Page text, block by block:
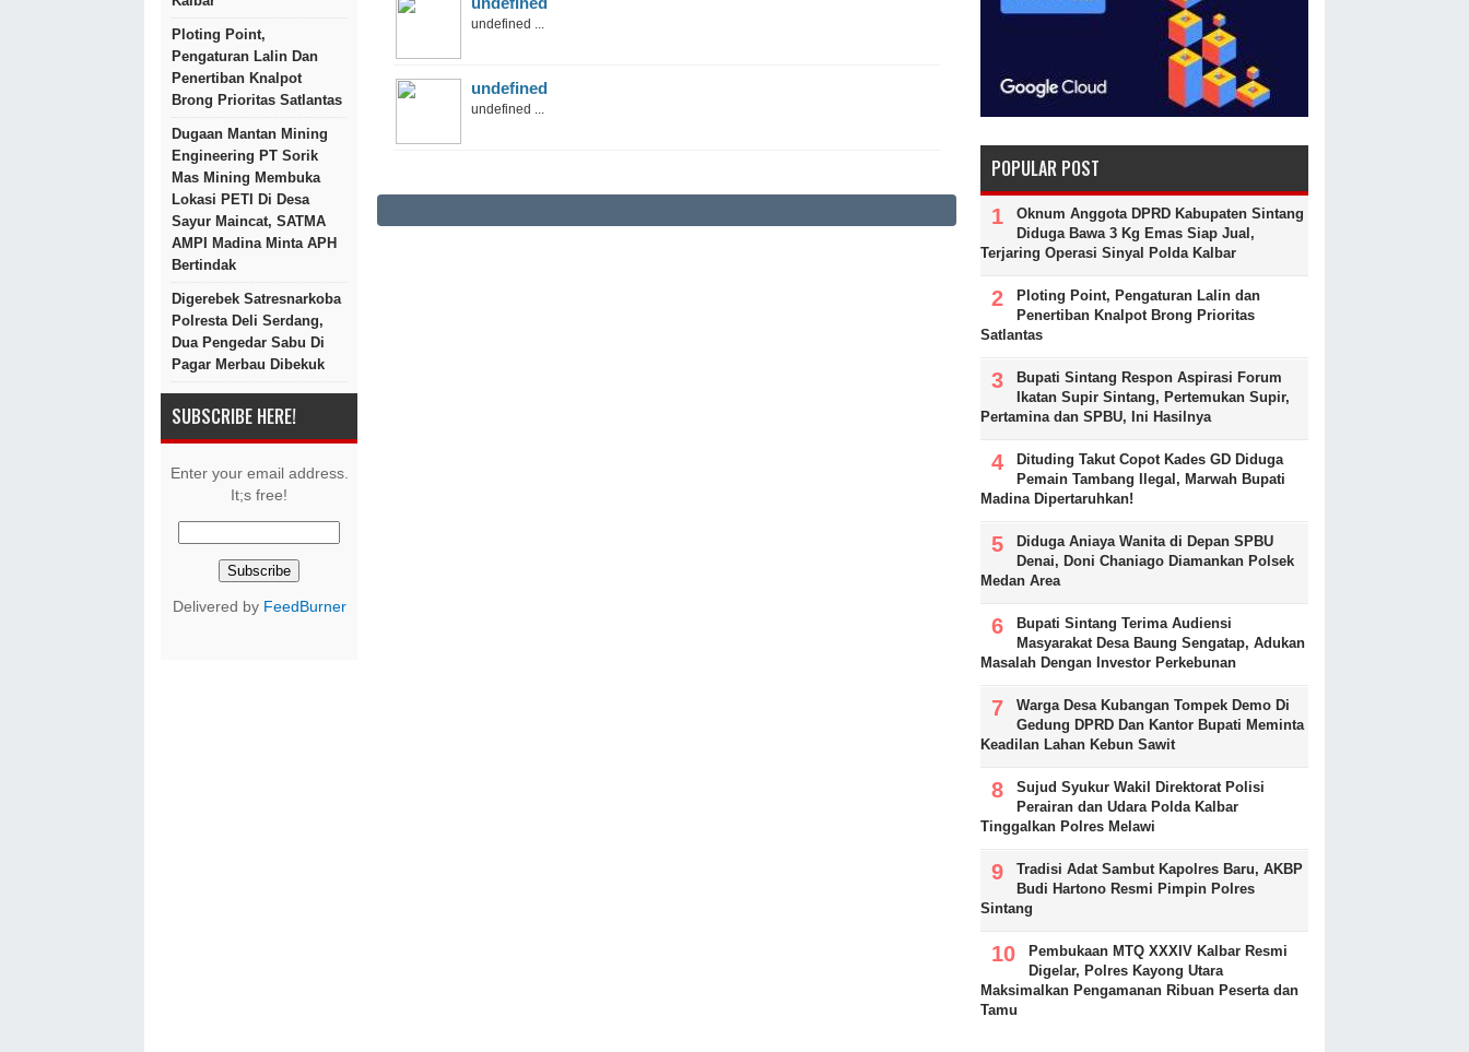
Ploting Point,
Pengaturan Lalin Dan
Penertiban Knalpot
Brong Prioritas Satlantas
Dugaan Mantan Mining
Engineering PT Sorik
Mas Mining Membuka
Lokasi PETI Di Desa
Sayur Maincat, SATMA
AMPI Madina Minta APH
Bertindak
Digerebek Satresnarkoba
Polresta Deli Serdang,
Dua Pengedar Sabu Di
Pagar Merbau Dibekuk
SUBSCRIBE HERE!
Enter your email address.
It;s free!
Delivered by FeedBurner
undefined ...
undefined
undefined ...
POPULAR POST
Oknum Anggota DPRD Kabupaten Sintang
Diduga Bawa 3 Kg Emas Siap Jual,
Terjaring Operasi Sinyal Polda Kalbar
Ploting Point, Pengaturan Lalin dan
Penertiban Knalpot Brong Prioritas
Satlantas
Bupati Sintang Respon Aspirasi Forum
Ikatan Supir Sintang, Pertemukan Supir,
Pertamina dan SPBU, Ini Hasilnya
Dituding Takut Copot Kades GD Diduga
Pemain Tambang Ilegal, Marwah Bupati
Madina Dipertaruhkan!
Diduga Aniaya Wanita di Depan SPBU
Denai, Doni Chaniago Diamankan Polsek
Medan Area
Bupati Sintang Terima Audiensi
Masyarakat Desa Baung Sengatap, Adukan
Masalah Dengan Investor Perkebunan
Warga Desa Kubangan Tompek Demo Di
Gedung DPRD Dan Kantor Bupati Meminta
Keadilan Lahan Kebun Sawit
Sujud Syukur Wakil Direktorat Polisi
Perairan dan Udara Polda Kalbar
Tinggalkan Polres Melawi
Tradisi Adat Sambut Kapolres Baru, AKBP
Budi Hartono Resmi Pimpin Polres
Sintang
Pembukaan MTQ XXXIV Kalbar Resmi
Digelar, Polres Kayong Utara
Maksimalkan Pengamanan Ribuan Peserta dan
Tamu